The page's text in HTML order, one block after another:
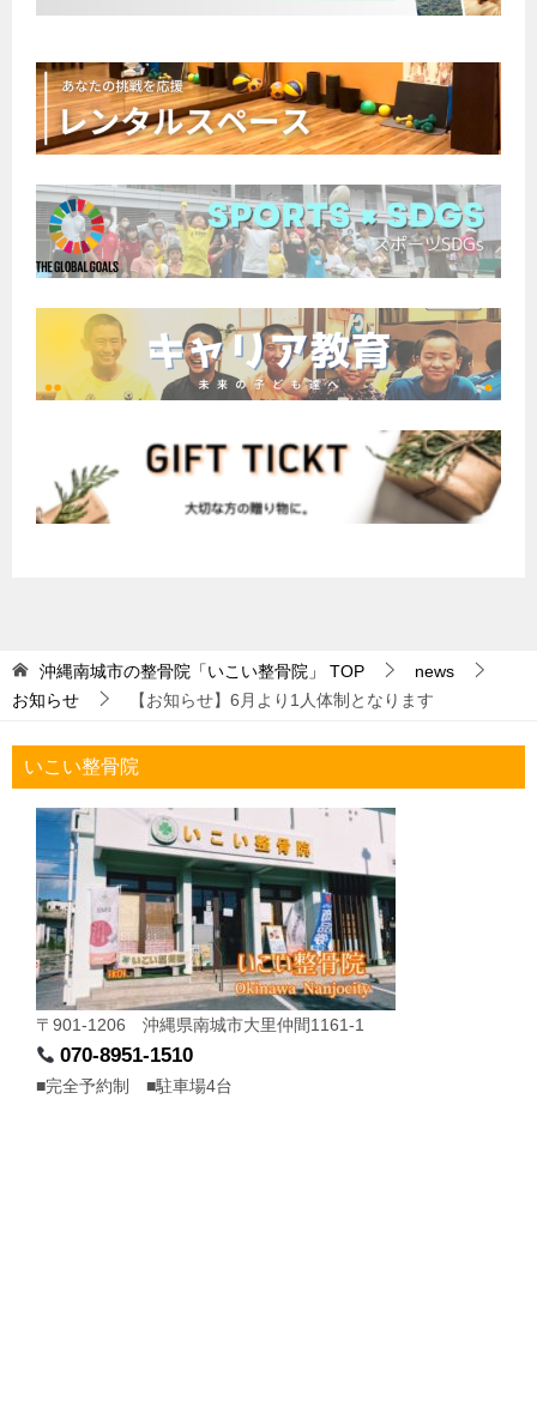
沖縄南城市の整骨院「いこい整骨院」 TOP
news
お知らせ
【お知らせ】6月より1人体制となります
いこい整骨院
〒901-1206 沖縄県南城市大里仲間1161-1
070-8951-1510
■完全予約制 ■駐車場4台